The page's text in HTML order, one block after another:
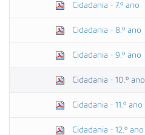
Cidadania - 7.º ano
Cidadania - 8.º ano
Cidadania - 9.º ano
Cidadania - 10.º ano
Cidadania - 11.º ano
Cidadania - 12.º ano